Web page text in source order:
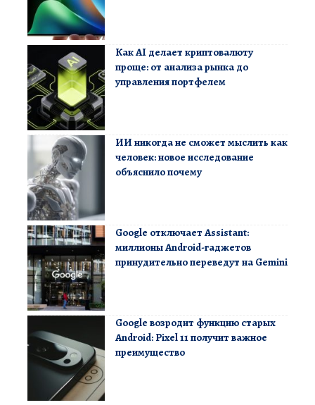
Как AI делает криптовалюту
проще: от анализа рынка до
управления портфелем
ИИ никогда не сможет мыслить как
человек: новое исследование
объяснило почему
Google отключает Assistant:
миллионы Android-гаджетов
принудительно переведут на Gemini
Google возродит функцию старых
Android: Pixel 11 получит важное
преимущество